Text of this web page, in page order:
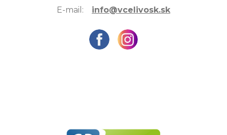
E-mail: info@vcelivosk.sk